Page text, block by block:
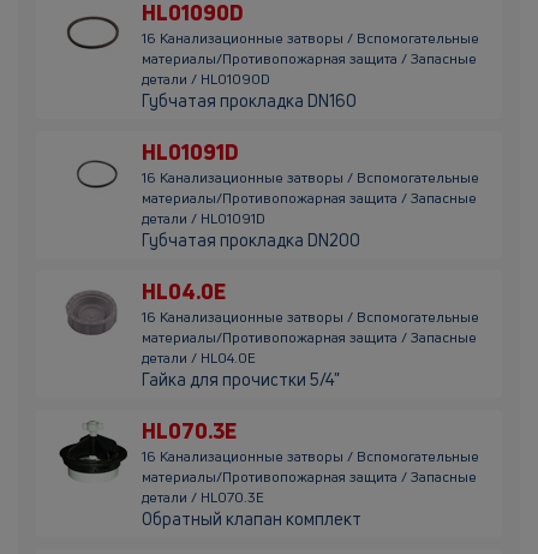
HL01090D
16 Канализационные затворы / Вспомогательные
материалы/Противопожарная защита / Запасные
детали / HL01090D
Губчатая прокладка DN160
HL01091D
16 Канализационные затворы / Вспомогательные
материалы/Противопожарная защита / Запасные
детали / HL01091D
Губчатая прокладка DN200
HL04.0E
16 Канализационные затворы / Вспомогательные
материалы/Противопожарная защита / Запасные
детали / HL04.0E
Гайка для прочистки 5/4"
HL070.3E
16 Канализационные затворы / Вспомогательные
материалы/Противопожарная защита / Запасные
детали / HL070.3E
Обратный клапан комплект